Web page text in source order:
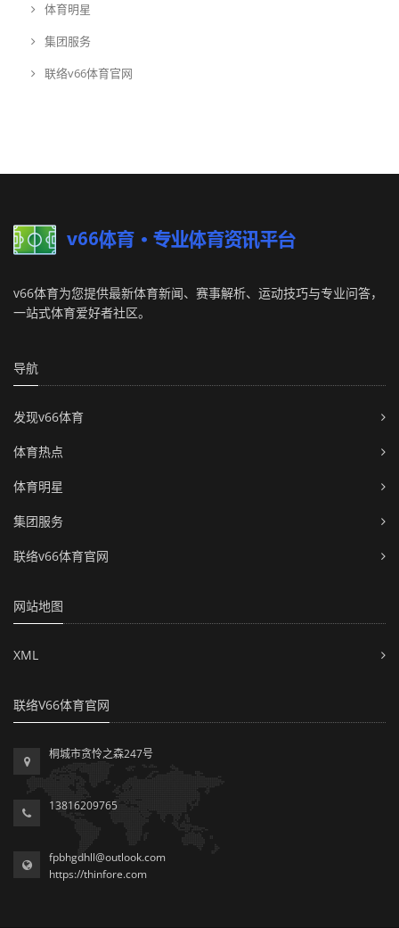
体育明星
集团服务
联络v66体育官网
v66体育为您提供最新体育新闻、赛事解析、运动技巧与专业问答，
一站式体育爱好者社区。
导航
发现v66体育
体育热点
体育明星
集团服务
联络v66体育官网
网站地图
XML
联络V66体育官网
桐城市贪怜之森247号
13816209765
fpbhgdhll@outlook.com
https://thinfore.com